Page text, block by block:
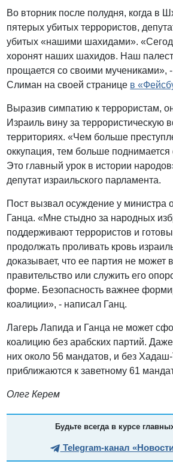
Во вторник после полудня, когда в
пятерых убитых террористов,
убитых «нашими шахидами».
хоронят наших шахидов. Наш
прощается со своими мучениками»,
Слиман на своей странице в
Выразив симпатию к террористам,
Израиль вину за террористическую
территориях. «Чем больше
оккупация, тем больше поднимается
Это главный урок в истории
депутат израильского парламента.
Пост вызвал осуждение у министра
Ганца. «Мне стыдно за народных
поддерживают террористов и
продолжать проливать кровь
доказывает, что ее партия не может
правительство или служить его
форме. Безопасность важнее
коалиции», - написал Ганц.
Лагерь Лапида и Ганца не может
коалицию без арабских партий.
них около 56 мандатов, и без
приближаются к заветному 61
Олег Керем
Будьте всегда в курсе
Telegram-канал